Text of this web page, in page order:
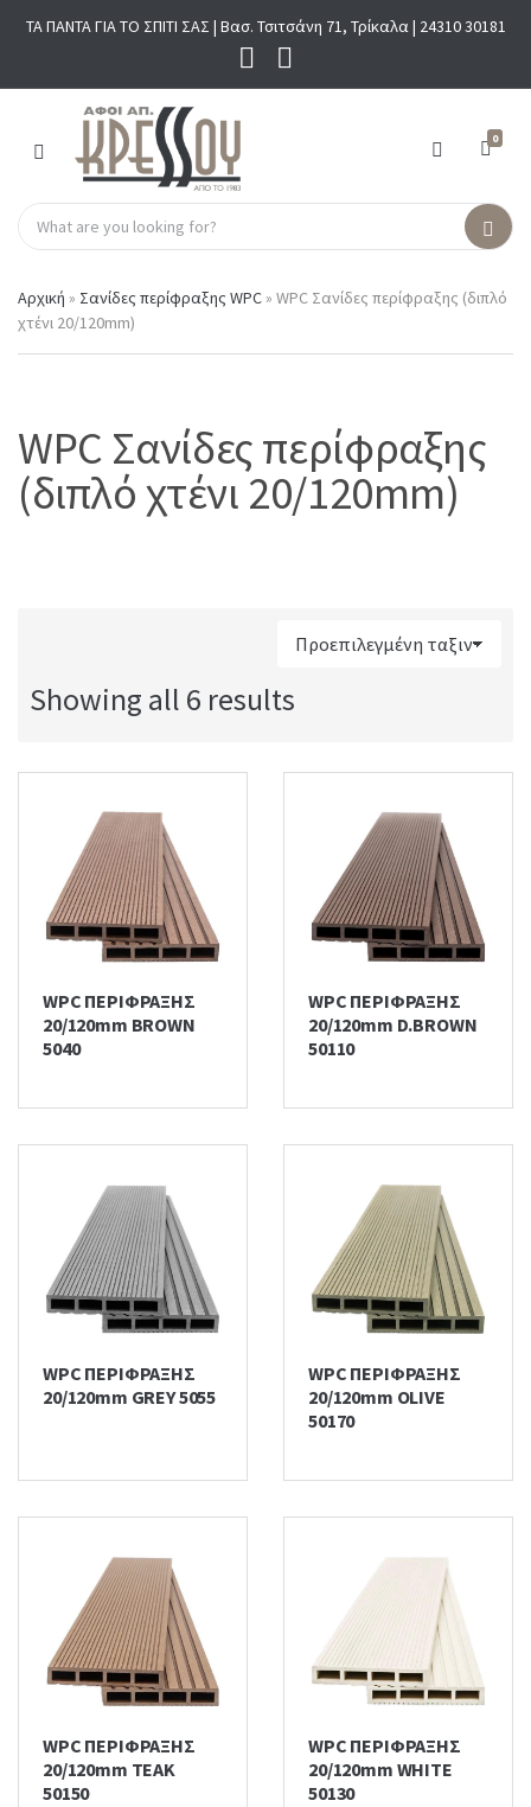
ΤΑ ΠΑΝΤΑ ΓΙΑ ΤΟ ΣΠΙΤΙ ΣΑΣ | Βασ. Τσιτσάνη 71, Τρίκαλα | 24310 30181
M
N
U
C
e
g
o
a
m
e
S
e
c
h
p
d
u
c
t
s
S
r
h
0
Αρχική » Σανίδες περίφραξης WPC » WPC Σανίδες περίφραξης (διπλό
χτένι 20/120mm)
WPC Σανίδες περίφραξης
(διπλό χτένι 20/120mm)
Showing all 6 results
WPC ΠΕΡΙΦΡΑΞΗΣ
20/120mm BROWN
5040
WPC ΠΕΡΙΦΡΑΞΗΣ
20/120mm D.BROWN
50110
WPC ΠΕΡΙΦΡΑΞΗΣ
20/120mm GREY 5055
WPC ΠΕΡΙΦΡΑΞΗΣ
20/120mm OLIVE
50170
WPC ΠΕΡΙΦΡΑΞΗΣ
20/120mm TEAK
50150
WPC ΠΕΡΙΦΡΑΞΗΣ
20/120mm WHITE
50130